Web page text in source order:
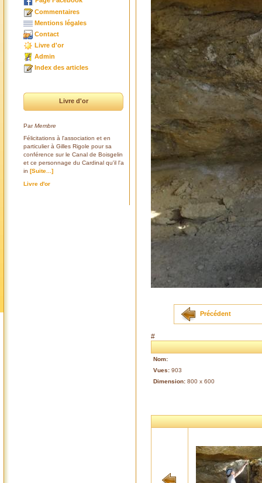
Commentaires
Mentions légales
Contact
Livre d'or
Admin
Index des articles
Livre d'or
ParMembre
Félicitations à l'association et en
particulier à Gilles Rigole pour sa
conférence sur le Canal de Boisgelin
et ce personnage du Cardinal qu'il l'a
in [Suite...]
Livre d'or
Précédent
#
Nom:
Vues: 903
Dimension: 800 x 600